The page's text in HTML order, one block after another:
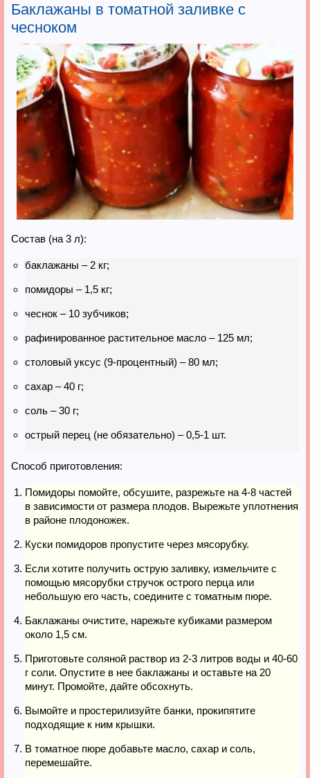
Баклажаны в томатной заливке с
чесноком
Состав (на 3 л):
баклажаны – 2 кг;
помидоры – 1,5 кг;
чеснок – 10 зубчиков;
рафинированное растительное масло – 125 мл;
столовый уксус (9-процентный) – 80 мл;
сахар – 40 г;
соль – 30 г;
острый перец (не обязательно) – 0,5-1 шт.
Способ приготовления:
Помидоры помойте, обсушите, разрежьте на 4-8 частей
в зависимости от размера плодов. Вырежьте уплотнения
в районе плодоножек.
Куски помидоров пропустите через мясорубку.
Если хотите получить острую заливку, измельчите с
помощью мясорубки стручок острого перца или
небольшую его часть, соедините с томатным пюре.
Баклажаны очистите, нарежьте кубиками размером
около 1,5 см.
Приготовьте соляной раствор из 2-3 литров воды и 40-60
г соли. Опустите в нее баклажаны и оставьте на 20
минут. Промойте, дайте обсохнуть.
Вымойте и простерилизуйте банки, прокипятите
подходящие к ним крышки.
В томатное пюре добавьте масло, сахар и соль,
перемешайте.